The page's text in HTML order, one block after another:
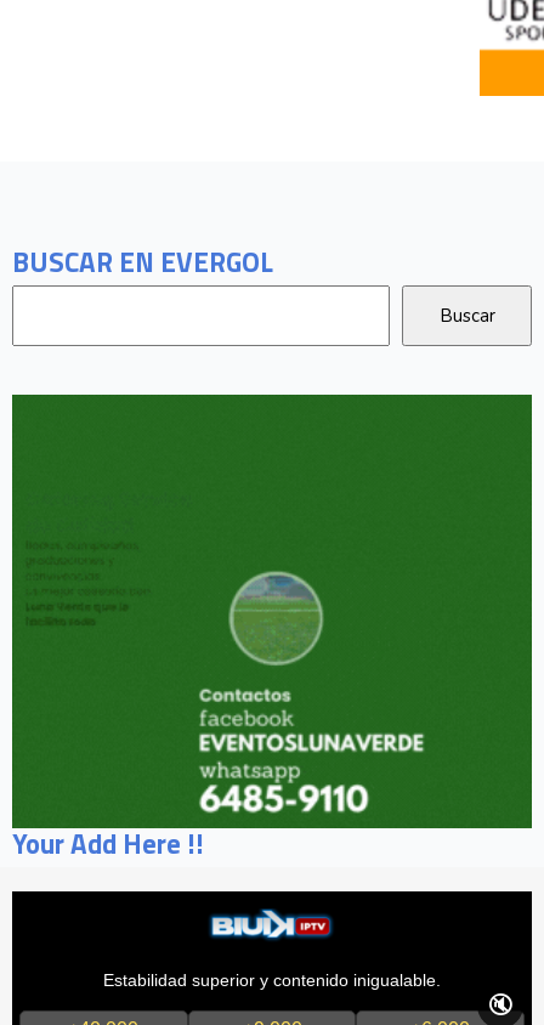
BUSCAR EN EVERGOL
Your Add Here !!
Estabilidad superior y contenido inigualable.
🔇